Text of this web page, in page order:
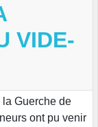
VIDE-
Guerche de
ont pu venir